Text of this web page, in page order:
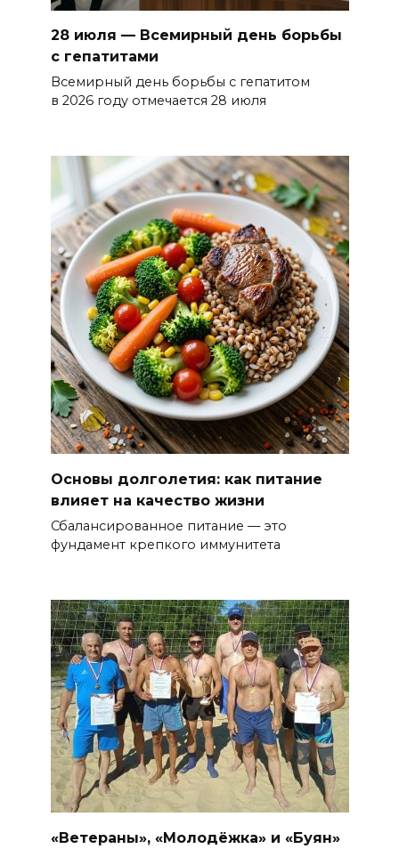
28 июля — Всемирный день борьбы
с гепатитами
Всемирный день борьбы с гепатитом
в 2026 году отмечается 28 июля
Основы долголетия: как питание
влияет на качество жизни
Сбалансированное питание — это
фундамент крепкого иммунитета
«Ветераны», «Молодёжка» и «Буян»